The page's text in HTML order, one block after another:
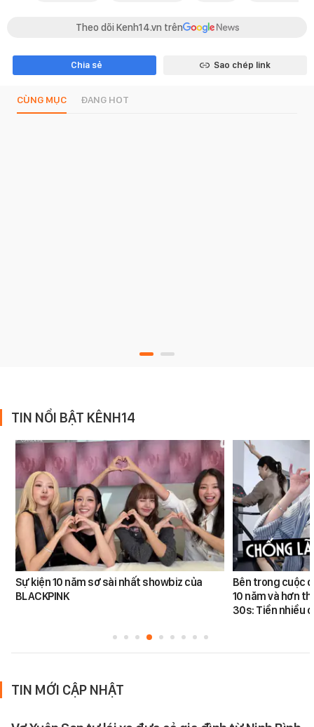
Theo dõi Kenh14.vn trên
Chia sẻ Sao chép link
CÙNG MỤC ĐANG HOT
TIN NỔI BẬT KÊNH14
Sự kiện 10 năm sơ sài nhất showbiz của
BLACKPINK
Bên trong cuộc
10 năm và hơn
30s: Tiền nhiều
TIN MỚI CẬP NHẬT